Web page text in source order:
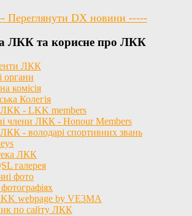
Переглянути DX новини -----
ЛКК та корисне про ЛКК
ЛКК
органи
комісія
Колегія
- LKK members
члени ЛКК - Honour Members
- володарі спортивних звань
ЛКК
галерея
фото
webpage by VE3MA
по сайту ЛКК